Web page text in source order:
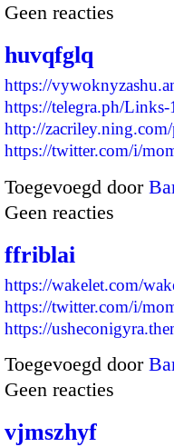
Geen reacties
huvqfglq
https://
https://telegra.ph/
http://
https://twitter.com/i/
Toegevoegd door
Geen reacties
ffriblai
https://wakelet.com/
https://twitter.com/i/
https://
Toegevoegd door
Geen reacties
vjmszhyf